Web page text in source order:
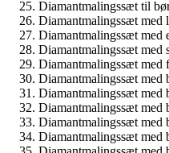
Diamantmalingssæt til
Diamantmalingssæt med
Diamantmalingssæt med
Diamantmalingssæt med
Diamantmalingssæt med
Diamantmalingssæt med
Diamantmalingssæt med
Diamantmalingssæt med
Diamantmalingssæt med
Diamantmalingssæt med